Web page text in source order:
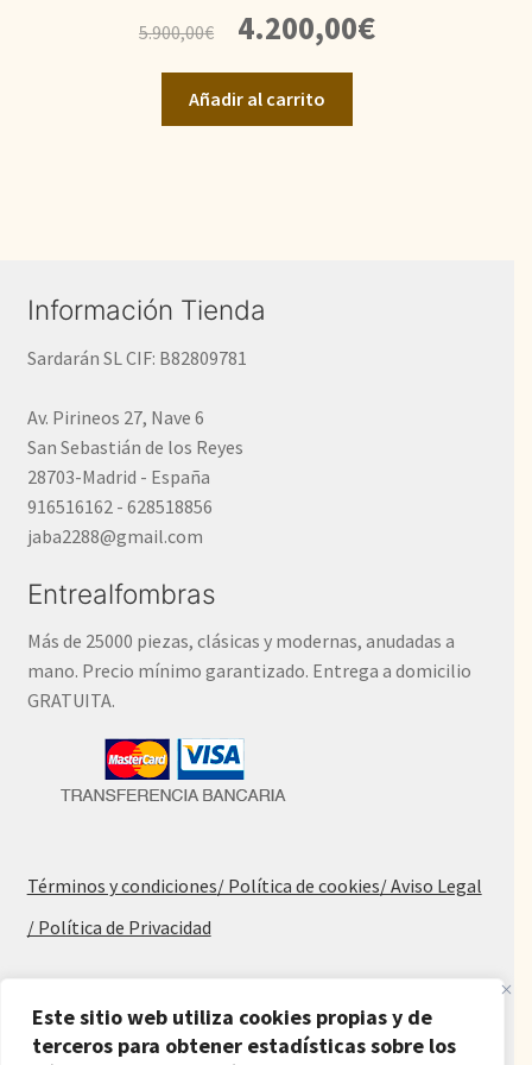
Este sitio web utiliza cookies propias y de
terceros para obtener estadísticas sobre los
5.900,00€
precio
original
era:
5.900,00€.
4.200,00€El
precio
Añadir al carrito
Información Tienda
Sardarán SL CIF: B82809781
Av. Pirineos 27, Nave 6
San Sebastián de los Reyes
28703-Madrid - España
916516162 - 628518856
jaba2288@gmail.com
Entrealfombras
Más de 25000 piezas, clásicas y modernas, anudadas a
mano. Precio mínimo garantizado. Entrega a domicilio
GRATUITA.
Términos y condiciones/ Política de cookies/ Aviso Legal
/ Política de Privacidad
Alfombras baratas